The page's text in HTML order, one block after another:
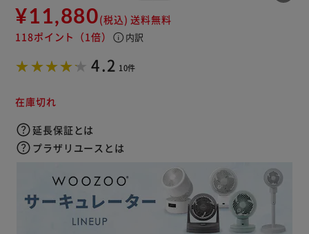
¥11,880(税込) 送料無料
118ポイント （1倍） info 内訳
4.2 10件
在庫切れ
延長保証とは
プラザリユースとは